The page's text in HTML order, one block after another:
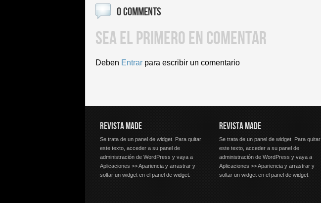
0 COMMENTS
SEA EL PRIMERO EN COMENTAR
Deben Entrar para escribir un comentario
REVISTA MADE
Se trata de un panel de widget. Para quitar
este texto, acceder a su panel de
administración de WordPress y vaya a
Aplicaciones >> Apariencia y arrastrar y
soltar un widget en el panel de widget.
REVISTA MADE
Se trata de un panel de widget. Para quitar
este texto, acceder a su panel de
administración de WordPress y vaya a
Aplicaciones >> Apariencia y arrastrar y
soltar un widget en el panel de widget.